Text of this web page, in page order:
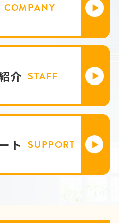
COMPANY
介 STAFF
ト SUPPORT